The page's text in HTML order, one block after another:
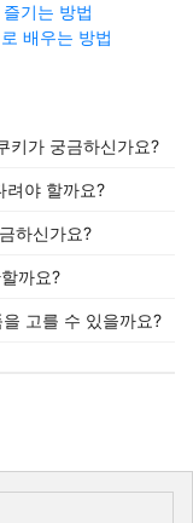
기는 방법
배우는 방법
키가 궁금하신가요?
려야 할까요?
하신가요?
까요?
고를 수 있을까요?